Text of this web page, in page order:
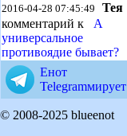
2016-04-28 07:45:49 Тея
комментарий к А
универсальное
противоядие бывает?
Енот
Telegramмирует
© 2008-2025 blueenot